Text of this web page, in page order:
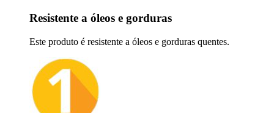
Resistente a óleos e gorduras
Este produto é resistente a óleos e gorduras quentes.